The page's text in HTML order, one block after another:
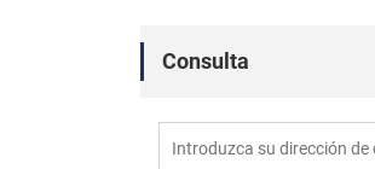
Consulta